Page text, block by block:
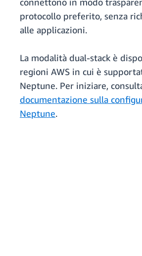
protocollo preferito, senza
alle applicazioni.
La modalità dual-stack è
regioni AWS in cui è
Neptune. Per iniziare,
documentazione sulla
Neptune.